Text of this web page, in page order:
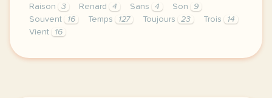
Raison
3 Renard 4 Sans 4 Son
9
Souvent
16 Temps 127 Toujours 23 Trois
14
Vient
16
didomi host didomi components button cursor